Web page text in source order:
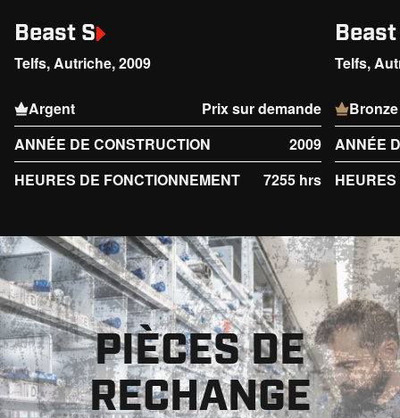
Beast S
Telfs, Autriche, 2009
Argent
Prix sur demande
ANNÉE DE CONSTRUCTION
2009
HEURES DE FONCTIONNEMENT
7255 hrs
Beast
Telfs,
Bronze
ANNÉE
PIÈCES DE
RECHANGE